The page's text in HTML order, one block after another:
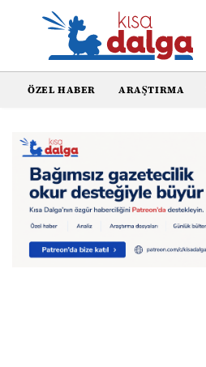
ÖZEL HABER ARAŞTIRMA